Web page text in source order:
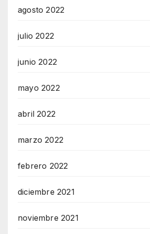
agosto 2022
julio 2022
junio 2022
mayo 2022
abril 2022
marzo 2022
febrero 2022
diciembre 2021
noviembre 2021